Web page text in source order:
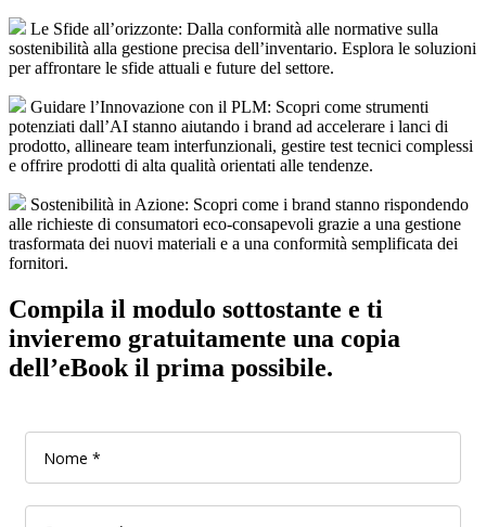
Le Sfide all’orizzonte: Dalla conformità alle normative sulla
sostenibilità alla gestione precisa dell’inventario. Esplora le soluzioni
per affrontare le sfide attuali e future del settore.
Guidare l’Innovazione con il PLM: Scopri come strumenti
potenziati dall’AI stanno aiutando i brand ad accelerare i lanci di
prodotto, allineare team interfunzionali, gestire test tecnici complessi
e offrire prodotti di alta qualità orientati alle tendenze.
Sostenibilità in Azione: Scopri come i brand stanno rispondendo
alle richieste di consumatori eco-consapevoli grazie a una gestione
trasformata dei nuovi materiali e a una conformità semplificata dei
fornitori.
Compila il modulo sottostante e ti
invieremo gratuitamente una copia
dell’eBook il prima possibile.